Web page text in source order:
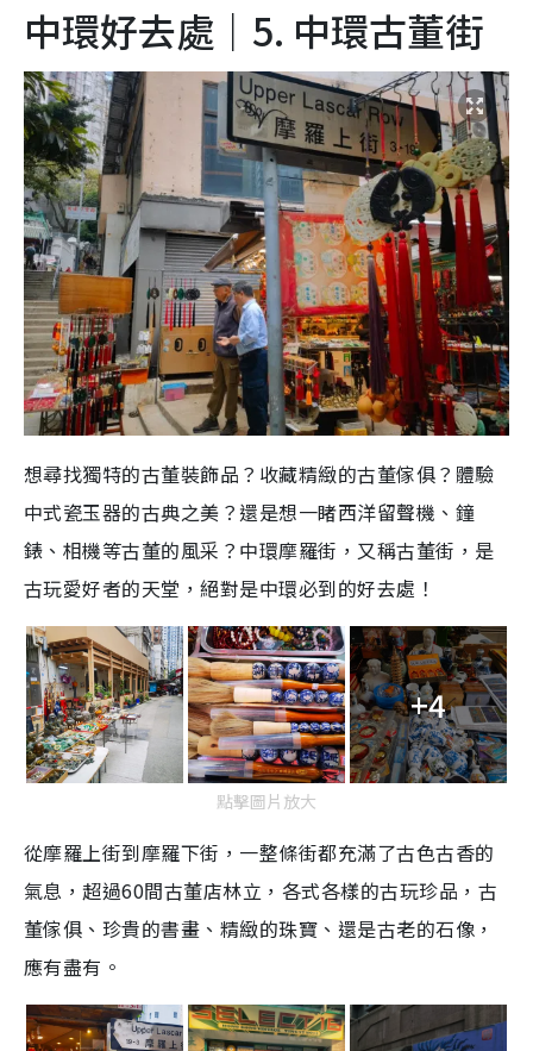
中環好去處｜5. 中環古董街
想尋找獨特的古董裝飾品？收藏精緻的古董傢俱？體驗
中式瓷玉器的古典之美？還是想一睹西洋留聲機、鐘
錶、相機等古董的風采？中環摩羅街，又稱古董街，是
古玩愛好者的天堂，絕對是中環必到的好去處！
+4
點擊圖片放大
從摩羅上街到摩羅下街，一整條街都充滿了古色古香的
氣息，超過60間古董店林立，各式各樣的古玩珍品，古
董傢俱、珍貴的書畫、精緻的珠寶、還是古老的石像，
應有盡有。